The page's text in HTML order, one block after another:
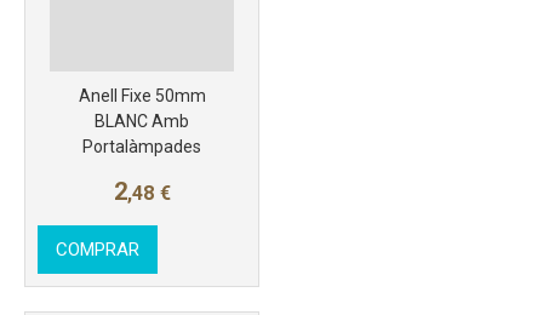
Anell Fixe 50mm
BLANC Amb
Portalàmpades
2,48 €
COMPRAR
Más info